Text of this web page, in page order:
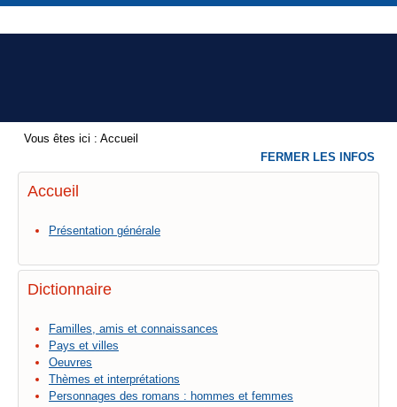
Vous êtes ici : Accueil
Accueil
Présentation générale
Dictionnaire
Familles, amis et connaissances
Pays et villes
Oeuvres
Thèmes et interprétations
Personnages des romans : hommes et femmes
FERMER LES INFOS